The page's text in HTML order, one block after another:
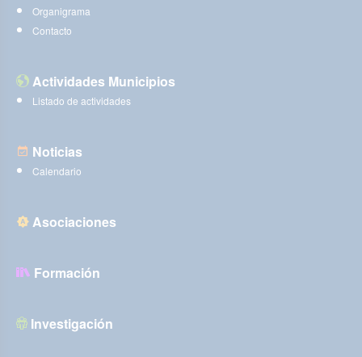
Organigrama
Contacto
Actividades Municipios
Listado de actividades
Noticias
Calendario
Asociaciones
Formación
Investigación